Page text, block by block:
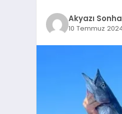
Akyazı
10 Temmuz